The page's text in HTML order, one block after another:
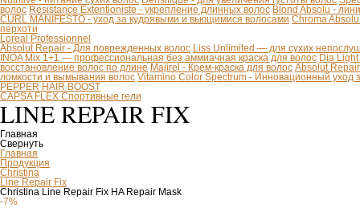
волос Resistance Extentioniste - укрепление длинных волос Blond Absolu -
CURL MANIFESTO - уход за кудрявыми и вьющимися волосами Chroma
перхоти
Loreal Professionnel
Absolut Repair - Для поврежденных волос Liss Unlimited — для сухих
INOA Mix 1+1 — профессиональная без аммиачная краска для волос Dia
восстановление волос по длине Majirel - Крем-краска для волос Absolut
ломкости и вымывания волос Vitamino Color Spectrum - Инновационный уход
PEPPER HAIR BOOST
CAPSA FLEX Спортивные гели
LINE REPAIR FIX
Главная
Свернуть
Главная
Продукция
Christina
Line Repair Fix
Christina Line Repair Fix HA Repair Mask
-7%